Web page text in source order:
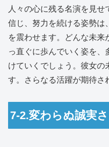
人々の心に残る名演を見
信じ、努力を続ける姿勢は
を震わせます。どんな未
っ直ぐに歩んでいく姿を
けていくでしょう。彼女の
す。さらなる活躍が期待さ
7-2.変わらぬ誠実